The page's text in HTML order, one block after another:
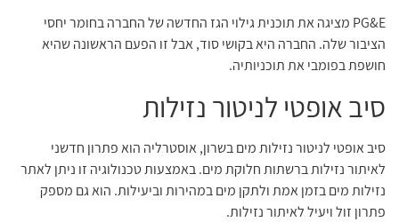
PG&E מציגה את תוכנית גילוי הגז החדשה של החברה בחומר יחסי
הציבור שלה. החברה היא בקושי סוד, אבל זו הפעם הראשונה שהיא
חושפת בפומבי את תוכניותיה.
סיב אופטי לניטור נזילות
סיב אופטי לניטור נזילות מים בשרון, אוסטרליה הוא פתרון חדשני
לאיתור נזילות ברשתות חלוקת מים. באמצעות טכנולוגיה זו ניתן לאתר
נזילות מים בזמן אמת ולתקן מים במהירות וביעילות. הוא גם מספק
פתרון זול ויעיל לאיתור נזילות.